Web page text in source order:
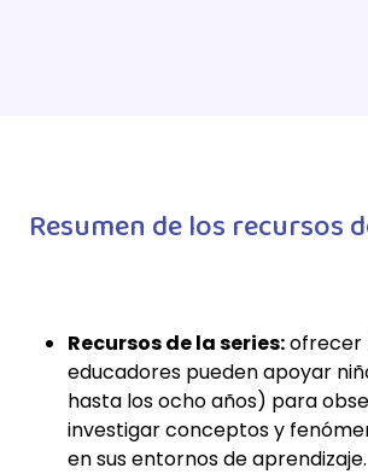
Resumen de los recursos
Recursos de la series:ofrecer
educadores pueden apoyar
hasta los ocho años) para
investigar conceptos y
en sus entornos de aprendizaje.